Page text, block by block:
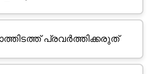
പ്രവർത്തിക്കരുത്